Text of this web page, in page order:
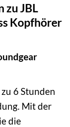
zu JBL
Kopfhörer
6 Stunden
Mit der
die